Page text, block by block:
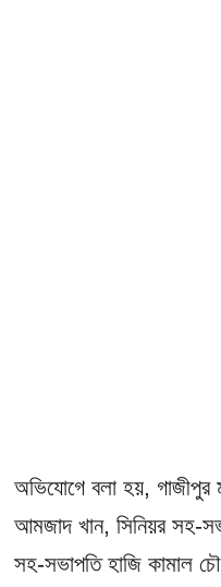
অভিযোগে বলা হয়, গাজীপুর
আমজাদ খান, সিনিয়র সহ-
সহ-সভাপতি হাজি কামাল